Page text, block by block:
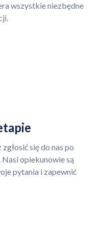
wszystkie niezbędne
się do nas po
opiekunowie są
pytania i zapewnić